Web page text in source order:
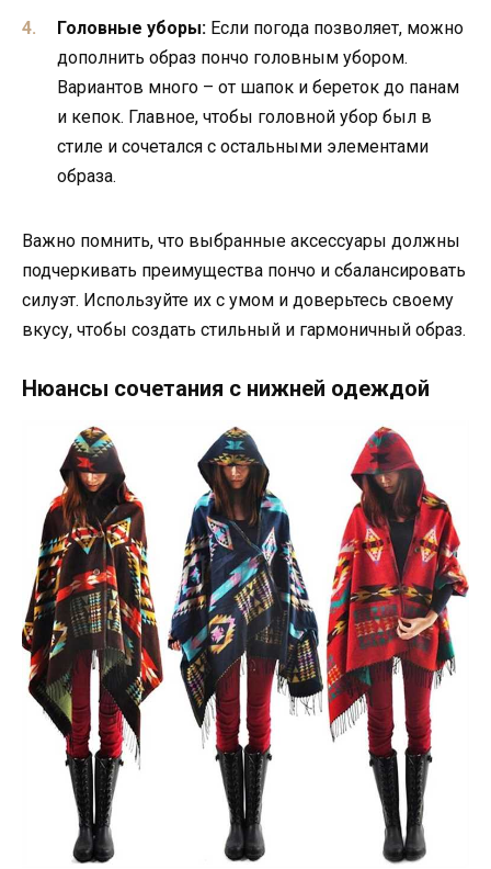
Головные уборы: Если погода позволяет, можно
дополнить образ пончо головным убором.
Вариантов много – от шапок и береток до панам
и кепок. Главное, чтобы головной убор был в
стиле и сочетался с остальными элементами
образа.
Важно помнить, что выбранные аксессуары должны
подчеркивать преимущества пончо и сбалансировать
силуэт. Используйте их с умом и доверьтесь своему
вкусу, чтобы создать стильный и гармоничный образ.
Нюансы сочетания с нижней одеждой